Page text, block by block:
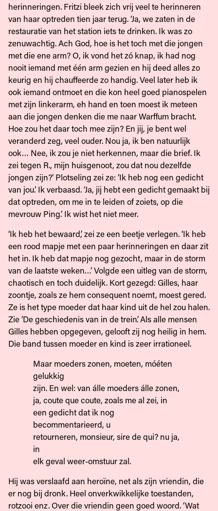
herinneringen. Fritzi bleek zich vrij veel te herinneren
van haar optreden tien jaar terug. ‘Ja, we zaten in de
restauratie van het station iets te drinken. Ik was zo
zenuwachtig. Ach God, hoe is het toch met die jongen
met die ene arm? O, ik vond het zó knap, ik had nog
nooit iemand met één arm gezien en hij deed alles zo
keurig en hij chauffeerde zo handig. Veel later heb ik
ook iemand ontmoet en die kon heel goed pianospelen
met zijn linkerarm, eh hand en toen moest ik meteen
aan die jongen denken die me naar Warffum bracht.
Hoe zou het daar toch mee zijn? En jij, je bent wel
veranderd zeg, veel ouder. Nou ja, ik ben natuurlijk
ook… Nee, ik zou je niet herkennen, maar die brief. Ik
zei tegen R., mijn huisgenoot, zou dat nou dezelfde
jongen zijn?’ Plotseling zei ze: ‘Ik heb nog een gedicht
van jou.’ Ik verbaasd. ‘Ja, jij hebt een gedicht gemaakt bij
dat optreden, om me in te leiden of zoiets, op die
mevrouw Ping.’ Ik wist het niet meer.
‘Ik heb het bewaard,’ zei ze een beetje verlegen. ‘Ik heb
een rood mapje met een paar herinneringen en daar zit
het in. Ik heb dat mapje nog gezocht, maar in de storm
van de laatste weken…’ Volgde een uitleg van de storm,
chaotisch en toch duidelijk. Kort gezegd: Gilles, haar
zoontje, zoals ze hem consequent noemt, moest gered.
Ze is het type moeder dat haar kind uit de hel zou halen.
Zie ‘De geschiedenis van in de trein’. Als alle mensen
Gilles hebben opgegeven, gelooft zij nog heilig in hem.
Die band tussen moeder en kind is zeer irrationeel.
Maar moeders zonen, moeten, móéten
gelukkig
zijn. En wel: van álle moeders álle zonen,
ja, coute que coute, zoals me al zei, in
een gedicht dat ik nog
becommentarieerd, u
retourneren, monsieur, sire de qui? nu ja,
in
elk geval weer-omstuur zal.
Hij was verslaafd aan heroïne, net als zijn vriendin, die
er nog bij dronk. Heel onverkwikkelijke toestanden,
rotzooi enz. Over die vriendin geen goed woord. ‘Wat